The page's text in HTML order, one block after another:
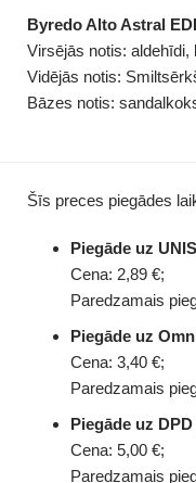
Byredo Alto Astral
Virsējās notis:
Vidējās notis:
Bāzes notis:
Šīs preces piegādes
Piegāde uz
Cena: 2,89 €;
Paredzamais
Piegāde uz
Cena: 3,40 €;
Paredzamais
Piegāde uz
Cena: 5,00 €;
Paredzamais